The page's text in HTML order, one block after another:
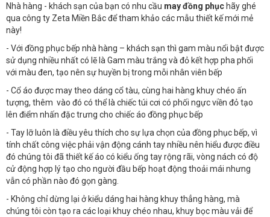
Nhà hàng - khách sạn của bạn có nhu cầu may đồng phục hãy ghé
qua công ty Zeta Miền Bắc để tham khảo các mẫu thiết kế mới mẻ
này!
- Với đồng phục bếp nhà hàng – khách sạn thì gam màu nổi bật được
sử dụng nhiều nhất có lẽ là Gam màu trắng và đỏ kết hợp pha phối
với màu đen, tạo nên sự huyền bị trong mỗi nhân viên bếp
- Cổ áo được may theo dáng cổ tàu, cùng hai hàng khuy chéo ấn
tượng, thêm vào đó có thể là chiếc túi cơi có phối ngực viền đỏ tạo
lên điểm nhấn đặc trưng cho chiếc áo đồng phục bếp
- Tay lỡ luôn là điều yêu thích cho sự lựa chọn của đồng phục bếp, vì
tính chất công việc phải vận động cánh tay nhiều nên hiểu được điều
đó chúng tôi đã thiết kế áo có kiểu ống tay rộng rãi, vòng nách có độ
cử động hợp lý tạo cho người đầu bếp hoạt động thoải mái nhưng
vẫn có phần nào đó gọn gàng.
- Không chỉ dừng lại ở kiểu dáng hai hàng khuy thẳng hàng, mà
chúng tôi còn tạo ra các loại khuy chéo nhau, khuy bọc màu vải để